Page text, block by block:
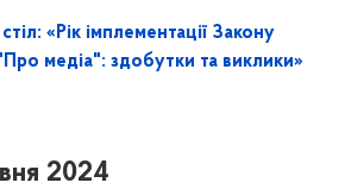
«Рік імплементації Закону
медіа": здобутки та виклики»
2024